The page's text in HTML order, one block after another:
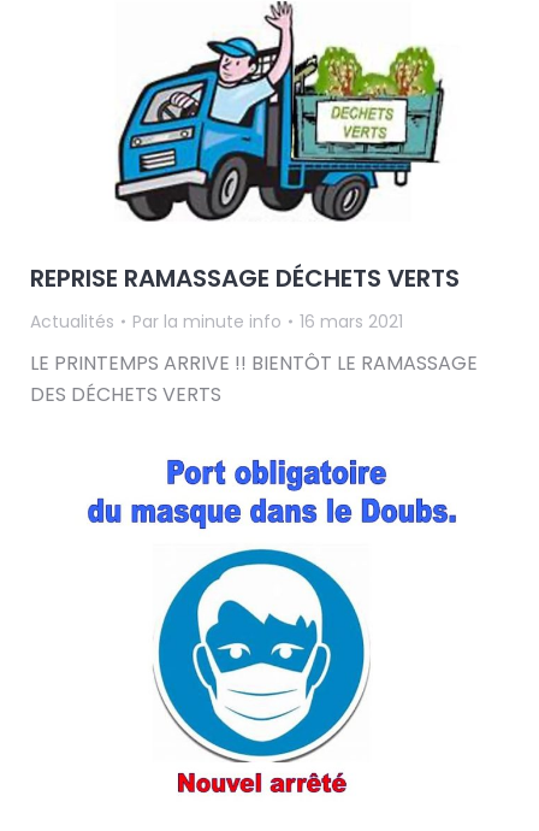
REPRISE RAMASSAGE DÉCHETS VERTS
Actualités Par la minute info 16 mars 2021
LE PRINTEMPS ARRIVE !! BIENTÔT LE RAMASSAGE
DES DÉCHETS VERTS